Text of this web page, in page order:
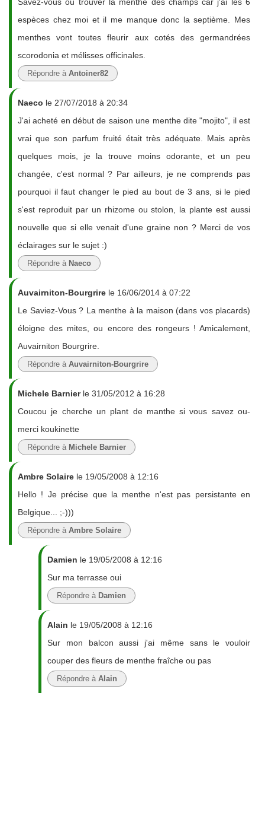
espèces chez moi et il me manque donc la septième. Mes
menthes vont toutes fleurir aux cotés des germandrées
scorodonia et mélisses officinales.
Répondre à Antoiner82
Naeco le 27/07/2018 à 20:34
J'ai acheté en début de saison une menthe dite "mojito", il est
vrai que son parfum fruité était très adéquate. Mais après
quelques mois, je la trouve moins odorante, et un peu
changée, c'est normal ? Par ailleurs, je ne comprends pas
pourquoi il faut changer le pied au bout de 3 ans, si le pied
s'est reproduit par un rhizome ou stolon, la plante est aussi
nouvelle que si elle venait d'une graine non ? Merci de vos
éclairages sur le sujet :)
Répondre à Naeco
Auvairniton-Bourgrire le 16/06/2014 à 07:22
Le Saviez-Vous ? La menthe à la maison (dans vos placards)
éloigne des mites, ou encore des rongeurs ! Amicalement,
Auvairniton Bourgrire.
Répondre à Auvairniton-Bourgrire
Michele Barnierle 31/05/2012 à 16:28
Coucou je cherche un plant de manthe si vous savez ou-
merci koukinette
Répondre à Michele Barnier
Ambre Solaire le 19/05/2008 à 12:16
Hello ! Je précise que la menthe n'est pas persistante en
Belgique... ;-)))
Répondre à Ambre Solaire
Damien le 19/05/2008 à 12:16
Sur ma terrasse oui
Répondre à Damien
Alain le 19/05/2008 à 12:16
Sur mon balcon aussi j'ai même sans le vouloir
couper des fleurs de menthe fraîche ou pas
Répondre à Alain